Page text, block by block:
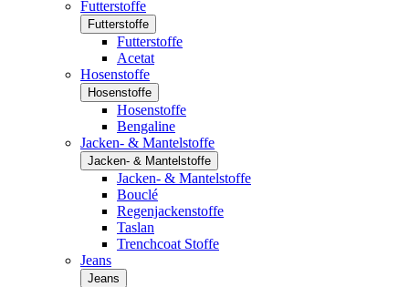
Futterstoffe
Futterstoffe
Futterstoffe
Acetat
Hosenstoffe
Hosenstoffe
Hosenstoffe
Bengaline
Jacken- & Mantelstoffe
Jacken- & Mantelstoffe
Jacken- & Mantelstoffe
Bouclé
Regenjackenstoffe
Taslan
Trenchcoat Stoffe
Jeans
Jeans